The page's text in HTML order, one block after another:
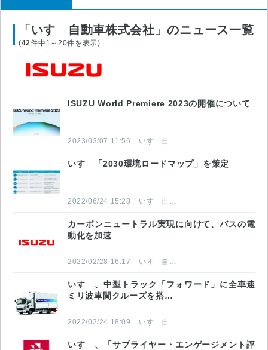
「いすゞ自動車株式会社」のニュース一覧
(42件中1～20件を表示)
ISUZU World Premiere 2023の開催について
2023/03/07 11:56 いすゞ自動車株式会社
いすゞ「2030環境ロードマップ」を策定
2022/06/24 15:28 いすゞ自動車株式会社
カーボンニュートラル実現に向けて、バスの電
動化を加速
2022/02/28 16:17 いすゞ自動車株式会社
いすゞ、中型トラック「フォワード」に全車速
ミリ波車間クルーズを搭…
2022/02/24 18:09 いすゞ自動車株式会社
いすゞ、「サプライヤー・エンゲージメント評